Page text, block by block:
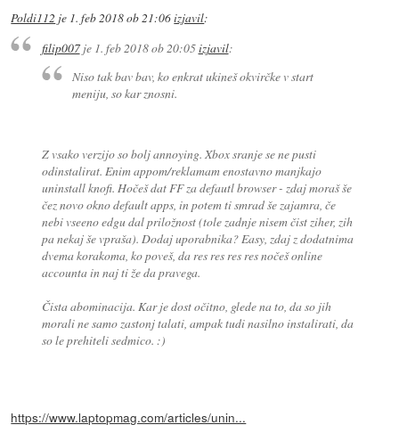
Poldi112 je 1. feb 2018 ob 21:06izjavil:
filip007je 1. feb 2018 ob 20:05izjavil:
Niso tak bav bav, ko enkrat ukineš okvirčke v start
meniju, so kar znosni.
Z vsako verzijo so bolj annoying. Xbox sranje se ne pusti
odinstalirat. Enim appom/reklamam enostavno manjkajo
uninstall knofi. Hočeš dat FF za defautl browser - zdaj moraš še
čez novo okno default apps, in potem ti smrad še zajamra, če
nebi vseeno edgu dal priložnost (tole zadnje nisem čist ziher, zih
pa nekaj še vpraša). Dodaj uporabnika? Easy, zdaj z dodatnima
dvema korakoma, ko poveš, da res res res res nočeš online
accounta in naj ti že da pravega.
Čista abominacija. Kar je dost očitno, glede na to, da so jih
morali ne samo zastonj talati, ampak tudi nasilno instalirati, da
so le prehiteli sedmico. :)
https://www.laptopmag.com/articles/unin...